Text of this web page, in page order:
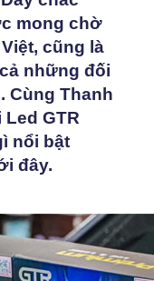
mong chờ
cũng là
những đối
Cùng Thanh
GTR
nổi bật
đây.